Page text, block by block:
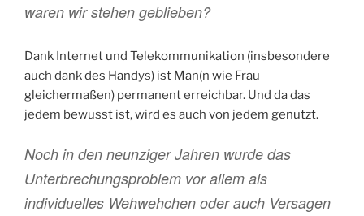
waren wir stehen geblieben?
Dank Internet und Telekommunikation (insbesondere
auch dank des Handys) ist Man(n wie Frau
gleichermaßen) permanent erreichbar. Und da das
jedem bewusst ist, wird es auch von jedem genutzt.
Noch in den neunziger Jahren wurde das
Unterbrechungsproblem vor allem als
individuelles Wehwehchen oder auch Versagen